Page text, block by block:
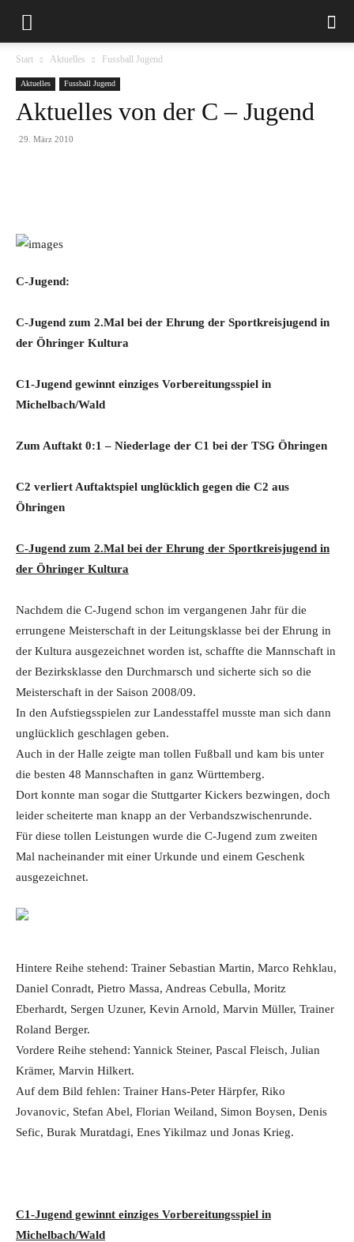
Start Aktuelles Fussball Jugend
Aktuelles Fussball Jugend
Aktuelles von der C – Jugend
29. März 2010
C-Jugend:
C-Jugend zum 2.Mal bei der Ehrung der Sportkreisjugend in
der Öhringer Kultura
C1-Jugend gewinnt einziges Vorbereitungsspiel in
Michelbach/Wald
Zum Auftakt 0:1 – Niederlage der C1 bei der TSG Öhringen
C2 verliert Auftaktspiel unglücklich gegen die C2 aus
Öhringen
C-Jugend zum 2.Mal bei der Ehrung der Sportkreisjugend in
der Öhringer Kultura
Nachdem die C-Jugend schon im vergangenen Jahr für die
errungene Meisterschaft in der Leitungsklasse bei der Ehrung in
der Kultura ausgezeichnet worden ist, schaffte die Mannschaft in
der Bezirksklasse den Durchmarsch und sicherte sich so die
Meisterschaft in der Saison 2008/09.
In den Aufstiegsspielen zur Landesstaffel musste man sich dann
unglücklich geschlagen geben.
Auch in der Halle zeigte man tollen Fußball und kam bis unter
die besten 48 Mannschaften in ganz Württemberg.
Dort konnte man sogar die Stuttgarter Kickers bezwingen, doch
leider scheiterte man knapp an der Verbandszwischenrunde.
Für diese tollen Leistungen wurde die C-Jugend zum zweiten
Mal nacheinander mit einer Urkunde und einem Geschenk
ausgezeichnet.
Hintere Reihe stehend: Trainer Sebastian Martin, Marco Rehklau,
Daniel Conradt, Pietro Massa, Andreas Cebulla, Moritz
Eberhardt, Sergen Uzuner, Kevin Arnold, Marvin Müller, Trainer
Roland Berger.
Vordere Reihe stehend: Yannick Steiner, Pascal Fleisch, Julian
Krämer, Marvin Hilkert.
Auf dem Bild fehlen: Trainer Hans-Peter Härpfer, Riko
Jovanovic, Stefan Abel, Florian Weiland, Simon Boysen, Denis
Sefic, Burak Muratdagi, Enes Yikilmaz und Jonas Krieg.
C1-Jugend gewinnt einziges Vorbereitungsspiel in
Michelbach/Wald